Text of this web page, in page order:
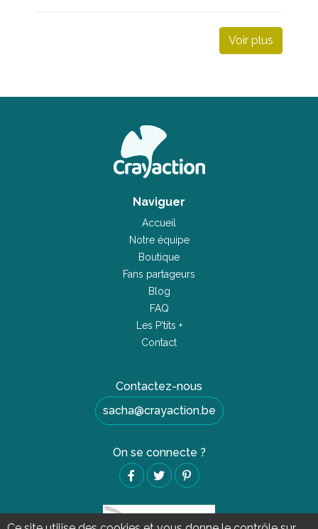
Voir plus
Accueil
Notre équipe
Boutique
Fans partageurs
Blog
FAQ
Les P'tits +
Contact
sacha@crayaction.be